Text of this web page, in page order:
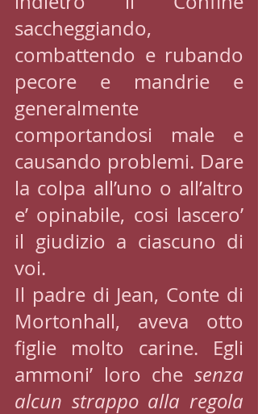
saccheggiando,
combattendo e rubando
pecore e mandrie e
generalmente
comportandosi male e
causando problemi. Dare
la colpa all’uno o all’altro
e’ opinabile, cosi lascero’
il giudizio a ciascuno di
voi.
Il padre di Jean, Conte di
Mortonhall, aveva otto
figlie molto carine. Egli
ammoni’ loro che senza